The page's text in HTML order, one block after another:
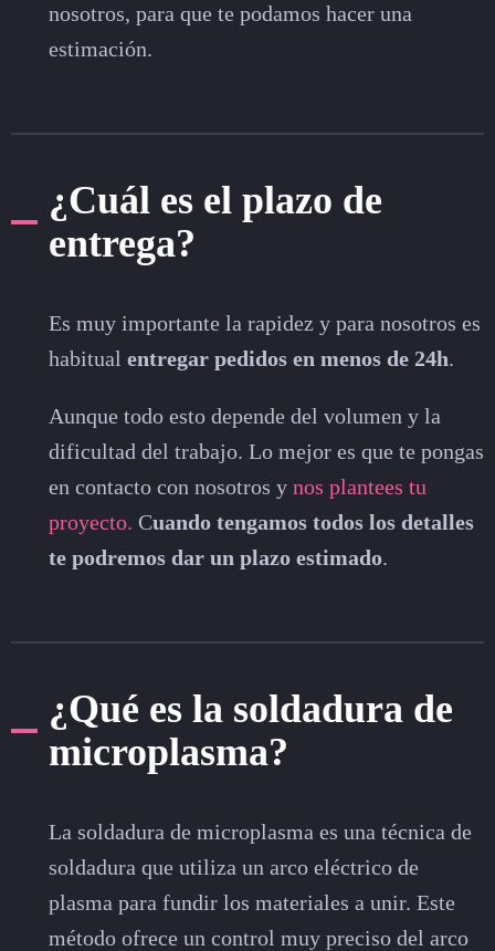
nosotros, para que te podamos hacer una
estimación.
¿Cuál es el plazo de
entrega?
Es muy importante la rapidez y para nosotros es
habitual entregar pedidos en menos de 24h.
Aunque todo esto depende del volumen y la
dificultad del trabajo. Lo mejor es que te pongas
en contacto con nosotros y nos plantees tu
proyecto. Cuando tengamos todos los detalles
te podremos dar un plazo estimado.
¿Qué es la soldadura de
microplasma?
La soldadura de microplasma es una técnica de
soldadura que utiliza un arco eléctrico de
plasma para fundir los materiales a unir. Este
método ofrece un control muy preciso del arco